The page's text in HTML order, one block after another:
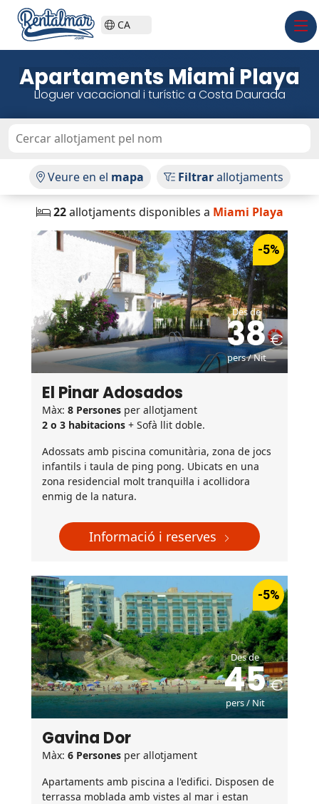
CA
Apartaments Miami Playa
Lloguer vacacional i turístic a Costa Daurada
Veure en el mapa Filtrarallotjaments
22allotjaments disponibles a Miami Playa
-5%
Des de
38
pers / Nit
El Pinar Adosados
Màx: 8 Persones per allotjament
2 o 3 habitacions + Sofà llit doble.
Adossats amb piscina comunitària, zona de jocs
infantils i taula de ping pong. Ubicats en una
zona residencial molt tranquil·la i acollidora
enmig de la natura.
Informació i reserves
-5%
Des de
45
pers / Nit
Gavina Dor
Màx: 6 Persones per allotjament
Apartaments amb piscina a l'edifici. Disposen de
terrassa moblada amb vistes al mar i estan